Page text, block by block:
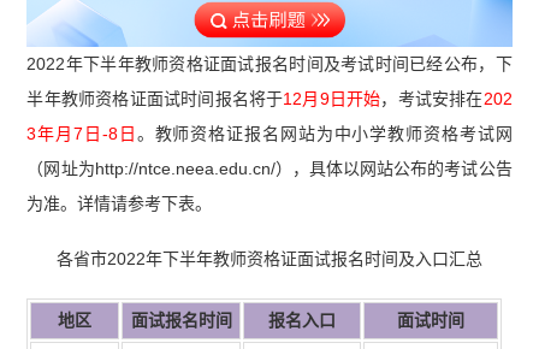
2022年下半年教师资格证面试报名时间及考试时间已经公布，下
半年教师资格证面试时间报名将于12月9日开始，考试安排在202
3年月7日-8日。教师资格证报名网站为中小学教师资格考试网
（网址为http://ntce.neea.edu.cn/），具体以网站公布的考试公告
为准。详情请参考下表。
各省市2022年下半年教师资格证面试报名时间及入口汇总
地区 面试报名时间 报名入口 面试时间